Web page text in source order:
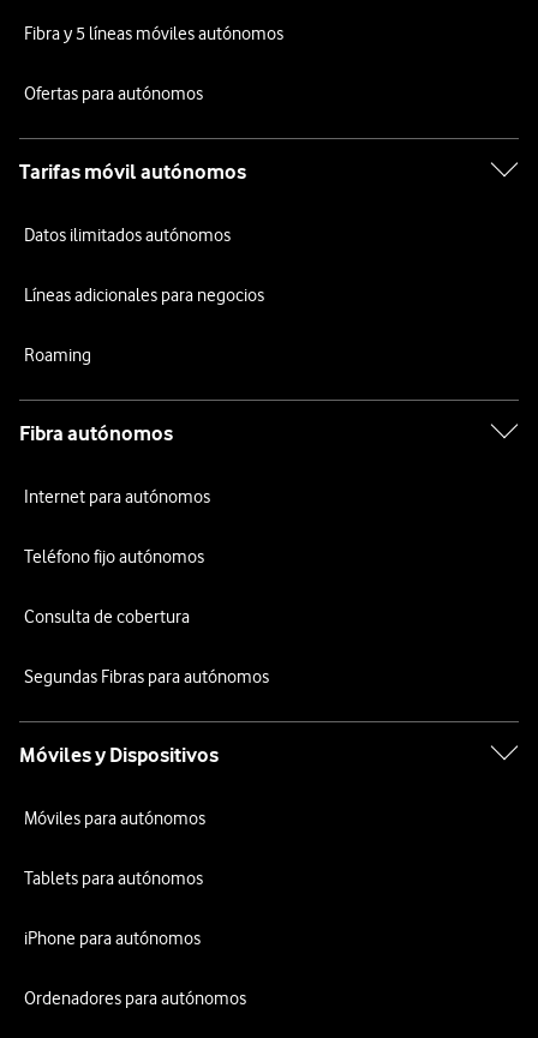
Fibra y 5 líneas móviles autónomos
Ofertas para autónomos
Tarifas móvil autónomos
Datos ilimitados autónomos
Líneas adicionales para negocios
Roaming
Fibra autónomos
Internet para autónomos
Teléfono fijo autónomos
Consulta de cobertura
Segundas Fibras para autónomos
Móviles y Dispositivos
Móviles para autónomos
Tablets para autónomos
iPhone para autónomos
Ordenadores para autónomos